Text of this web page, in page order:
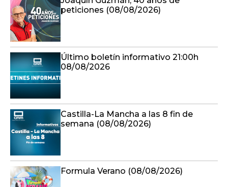
peticiones (08/08/2026)
Último boletín informativo 21:00h
08/08/2026
Castilla-La Mancha a las 8 fin de
semana (08/08/2026)
Formula Verano (08/08/2026)